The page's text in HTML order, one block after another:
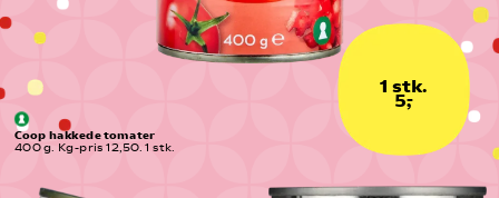
1 stk.
5,-
Coop hakkede tomater
400 g. Kg-pris 12,50. 1 stk.